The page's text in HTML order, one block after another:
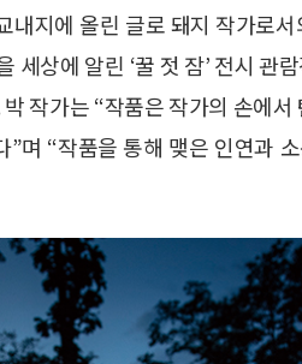
내지에 올린 글로 돼지 작가로
상에 알린 ‘꿀 젓 잠’ 전시 관
작가는 “작품은 작가의 손에
며 “작품을 통해 맺은 인연과